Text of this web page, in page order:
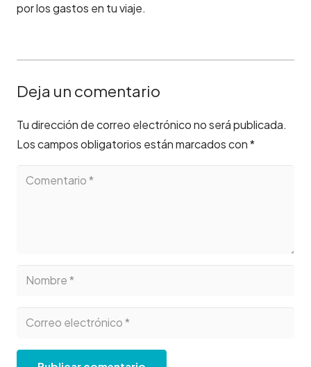
por los gastos en tu viaje.
Deja un comentario
Tu dirección de correo electrónico no será publicada.
Los campos obligatorios están marcados con*